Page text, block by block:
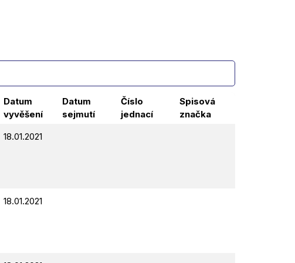
Datum
vyvěšení
Datum
sejmutí
Číslo
jednací
Spisová
značka
18.01.2021
18.01.2021